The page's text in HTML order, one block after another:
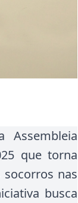
Assembleia
que torna
nas
busca